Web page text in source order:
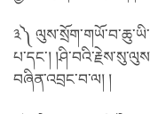
༣༽
པ་དང༌།
བཞིན་འབྲང་བ་ལ། །